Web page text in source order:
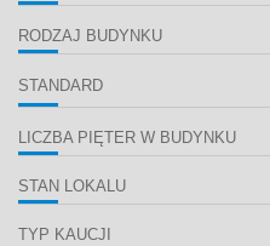
RODZAJ BUDYNKU
STANDARD
LICZBA PIĘTER W BUDYNKU
STAN LOKALU
TYP KAUCJI